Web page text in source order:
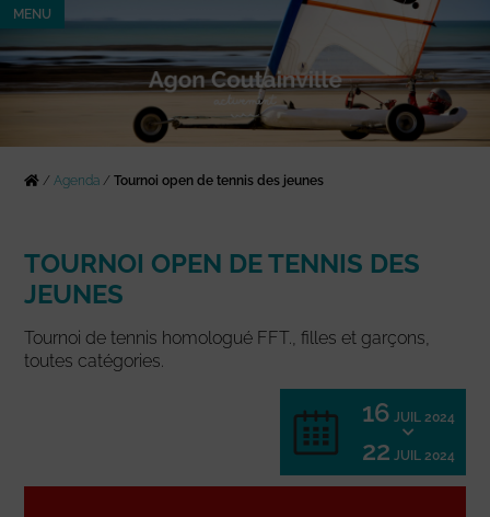
MENU
/Agenda /Tournoi open de tennis des jeunes
TOURNOI OPEN DE TENNIS DES
JEUNES
Tournoi de tennis homologué FFT., filles et garçons,
toutes catégories.
16 JUIL 2024
22 JUIL 2024